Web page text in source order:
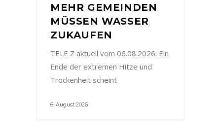
MEHR GEMEINDEN
MÜSSEN WASSER
ZUKAUFEN
TELE Z aktuell vom 06.08.2026: Ein
Ende der extremen Hitze und
Trockenheit scheint
6. August 2026